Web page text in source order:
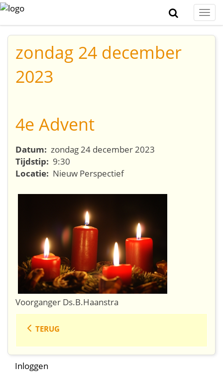
zondag 24 december
2023
4e Advent
Datum: zondag 24 december 2023
Tijdstip: 9:30
Locatie: Nieuw Perspectief
Voorganger Ds.B.Haanstra
TERUG
Inloggen